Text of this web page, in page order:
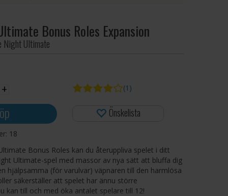
Bonus Roles Expansion
Night Ultimate
+
18
(1)
Önskelista
Bonus Roles kan du återuppliva spelet i ditt
Ultimate-spel med massor av nya sätt att bluffa dig
hjälpsamma (för varulvar) väpnaren till den harmlösa
säkerställer att spelet har ännu större
kan till och med öka antalet spelare till 12!